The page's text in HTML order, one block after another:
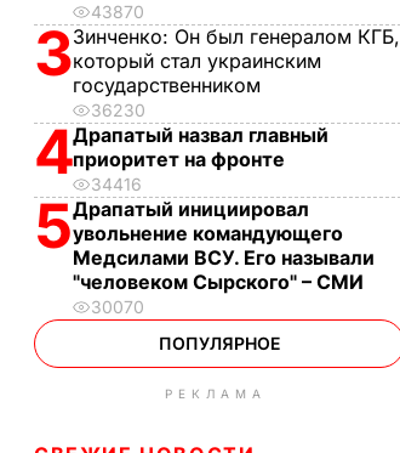
43870
3Зинченко: Он был генералом КГБ,
который стал украинским
государственником
36230
4Драпатый назвал главный
приоритет на фронте
34416
5Драпатый инициировал
увольнение командующего
Медсилами ВСУ. Его называли
"человеком Сырского" – СМИ
30070
ПОПУЛЯРНОЕ
РЕКЛАМА